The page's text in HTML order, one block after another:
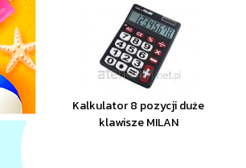
Kalkulator 8 pozycji duże
klawisze MILAN